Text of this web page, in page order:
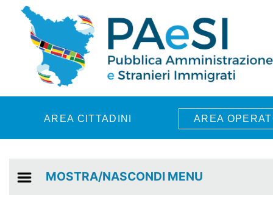
Skip to main content
AREA CITTADINI AREA
MOSTRA/NASCONDI MENU